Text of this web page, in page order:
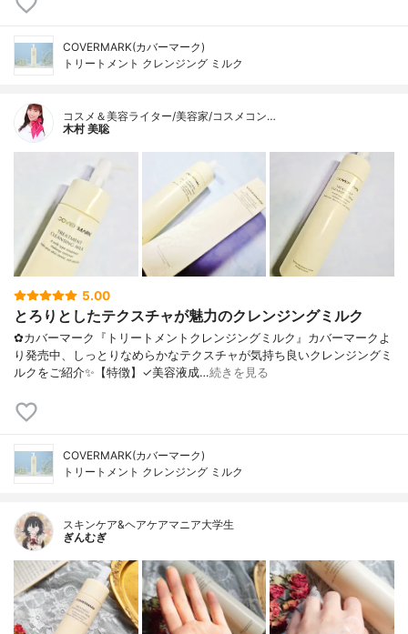
COVERMARK(カバーマーク)
トリートメント クレンジング ミルク
コスメ＆美容ライター/美容家/コスメコン…
木村 美聡
5.00
とろりとしたテクスチャが魅力のクレンジングミルク
✿カバーマーク『トリートメントクレンジングミルク』カバーマークよ
り発売中、しっとりなめらかなテクスチャが気持ち良いクレンジングミ
ルクをご紹介✨【特徴】✓美容液成…続きを見る
COVERMARK(カバーマーク)
トリートメント クレンジング ミルク
スキンケア&ヘアケアマニア大学生
ぎんむぎ